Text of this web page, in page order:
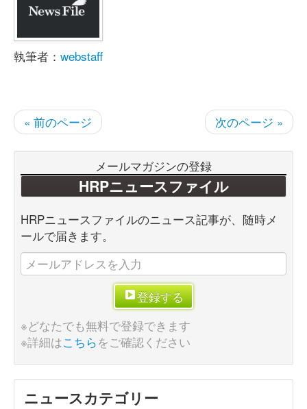
執筆者： webstaff
« 前のページ 次のページ »
メールマガジンの登録
HRPニュースファイル
HRPニュースファイルのニュース記事が、随時メ
ールで届きます。
登録する
※どなたでも無料で登録できます
※詳細はこちらをご確認ください
ニュースカテゴリー